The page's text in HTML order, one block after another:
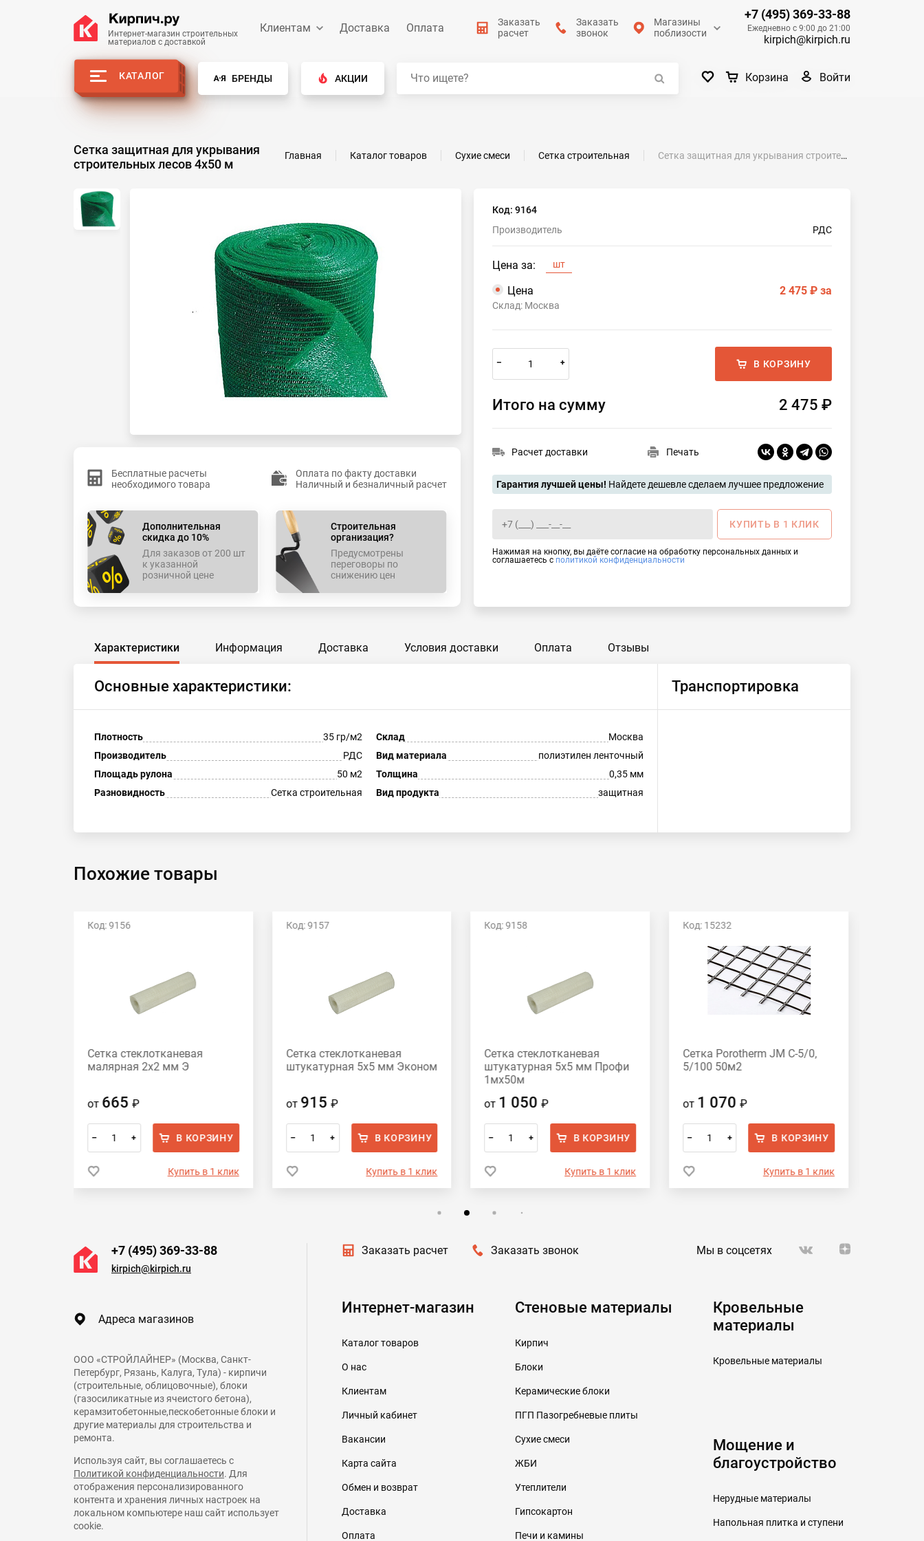
Интернет-магазин строительных
материалов с доставкой
Клиентам Доставка Оплата
Заказать
расчет
Заказать
звонок
Магазины
поблизости
+7 (495) 369-33-88
Ежедневно с 9:00 до 21:00
kirpich@kirpich.ru
КАТАЛОГ БРЕНДЫ АКЦИИ Корзина Войти
Сетка защитная для укрывания
строительных лесов 4х50 м
Главная Каталог товаров Сухие смеси Сетка строительная Сетка защитная для укрывания строительных лесов 4х50 м
Бесплатные расчеты
необходимого товара
Оплата по факту доставки
Наличный и безналичный расчет
Дополнительная
скидка до 10%
Для заказов от 200 шт
к указанной
розничной цене
Строительная
организация?
Предусмотрены
переговоры по
снижению цен
Код: 9164
Производитель
РДС
Цена за: шт
Цена 2 475 ₽ за
Склад: Москва
– + В КОРЗИНУ
Итого на сумму 2 475 ₽
Расчет доставки Печать
Гарантия лучшей цены! Найдете дешевле сделаем лучшее предложение
КУПИТЬ В 1 КЛИК
Нажимая на кнопку, вы даёте согласие на обработку персональных данных и
соглашаетесь с политикой конфиденциальности
Характеристики Информация Доставка Условия доставки Оплата Отзывы
Основные характеристики:
Плотность 35 гр/м2 Склад
Москва
Производитель
РДС Вид материала
полиэтилен ленточный
Площадь рулона
50 м2 Толщина
0,35 мм
Разновидность
Сетка строительная Вид продукта защитная
Транспортировка
Похожие товары
Код: 9156
Сетка стеклотканевая
малярная 2х2 мм Э
от 665 ₽
– + В КОРЗИНУ
Купить в 1 клик
Код: 9157
Сетка стеклотканевая
штукатурная 5х5 мм Эконом
от 915 ₽
– + В КОРЗИНУ
Купить в 1 клик
Код: 9158
Сетка стеклотканевая
штукатурная 5х5 мм Профи
1мх50м
от 1 050₽
– + В КОРЗИНУ
Купить в 1 клик
Код: 15232
Сетка Porotherm JM C-5/0,
5/100 50м2
от 1 070₽
– + В КОРЗИНУ
Купить в 1 клик
+7 (495) 369-33-88
kirpich@kirpich.ru
Адреса магазинов
ООО «СТРОЙЛАЙНЕР» (Москва, Санкт-
Петербург, Рязань, Калуга, Тула) - кирпичи
(строительные, облицовочные), блоки
(газосиликатные из ячеистого бетона),
керамзитобетонные,пескобетонные блоки и
другие материалы для строительства и
ремонта.
Используя сайт, вы соглашаетесь с
Политикой конфиденциальности. Для
отображения персонализированного
контента и хранения личных настроек на
локальном компьютере наш сайт использует
cookie.
Заказать расчет Заказать звонок Мы в соцсетях
Интернет-магазин
Каталог товаров
О нас
Клиентам
Личный кабинет
Вакансии
Карта сайта
Обмен и возврат
Доставка
Оплата
Стеновые материалы
Кирпич
Блоки
Керамические блоки
ПГП Пазогребневые плиты
Сухие смеси
ЖБИ
Утеплители
Гипсокартон
Печи и камины
Кровельные
материалы
Кровельные материалы
Мощение и
благоустройство
Нерудные материалы
Напольная плитка и ступени